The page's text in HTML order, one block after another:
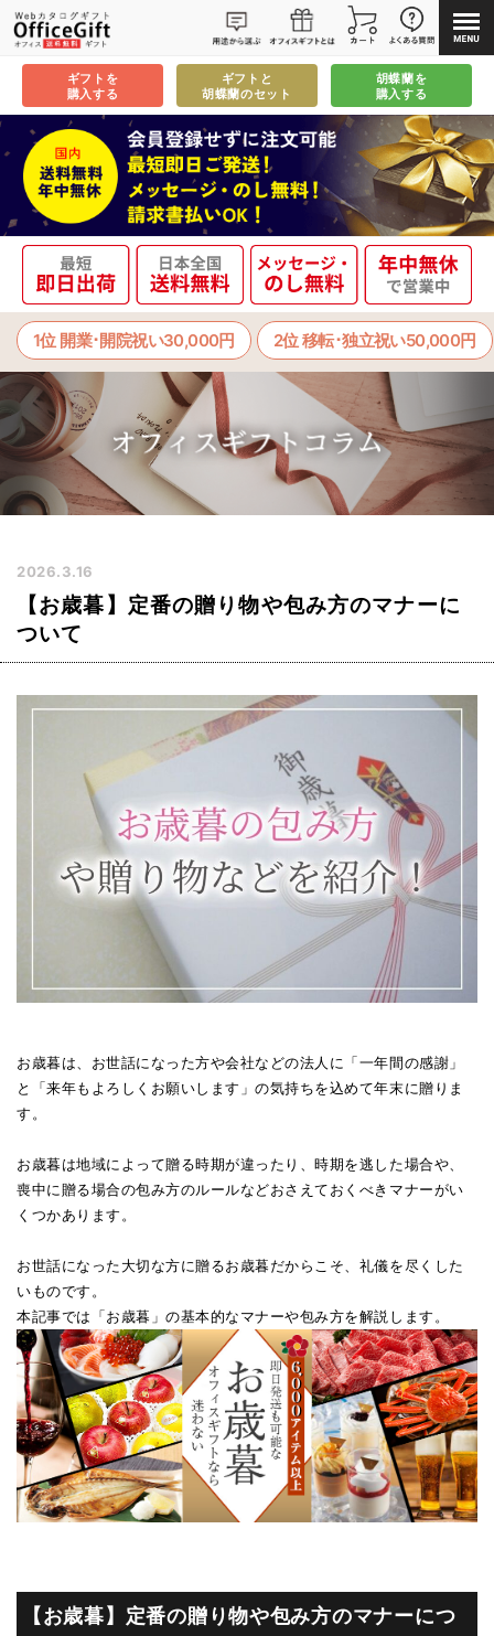
ギフトを
購入する
ギフトと
胡蝶蘭のセット
胡蝶蘭を
購入する
1位 開業･開院祝い30,000円 2位 移転･独立祝い50,000円
2026.3.16
【お歳暮】定番の贈り物や包み方のマナーに
ついて
お歳暮は、お世話になった方や会社などの法人に「一年間の感謝」
と「来年もよろしくお願いします」の気持ちを込めて年末に贈りま
す。
お歳暮は地域によって贈る時期が違ったり、時期を逃した場合や、
喪中に贈る場合の包み方のルールなどおさえておくべきマナーがい
くつかあります。
お世話になった大切な方に贈るお歳暮だからこそ、礼儀を尽くした
いものです。
本記事では「お歳暮」の基本的なマナーや包み方を解説します。
【お歳暮】定番の贈り物や包み方のマナーにつ